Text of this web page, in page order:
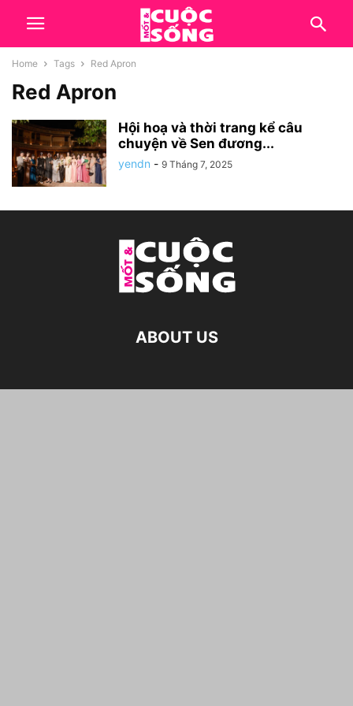
Home Tags Red Apron
Red Apron
Hội hoạ và thời trang kể câu
chuyện về Sen đương...
yendn - 9 Tháng 7, 2025
ABOUT US